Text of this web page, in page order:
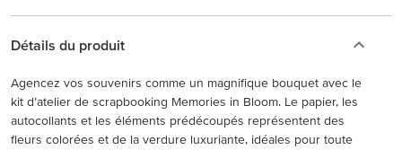
Détails du produit
Agencez vos souvenirs comme un magnifique bouquet avec le
kit d’atelier de scrapbooking Memories in Bloom. Le papier, les
autocollants et les éléments prédécoupés représentent des
fleurs colorées et de la verdure luxuriante, idéales pour toute